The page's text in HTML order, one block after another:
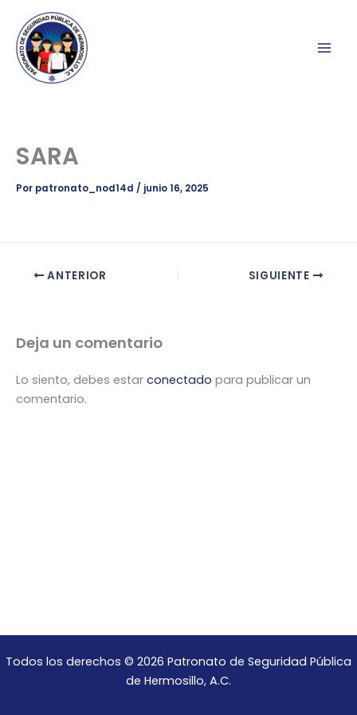
contenido
SARA
Por patronato_nod14d / junio 16, 2025
ANTERIOR SIGUIENTE
Deja un comentario
Lo siento, debes estar conectado para publicar un
comentario.
Todos los derechos © 2026 Patronato de Seguridad Pública
de Hermosillo, A.C.